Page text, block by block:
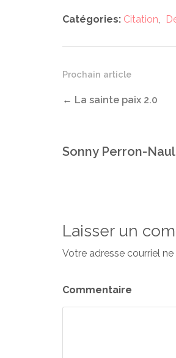
Catégories: Citation,
Prochain article
← La sainte paix 2.0
Sonny Perron-
Laisser un
Votre adresse courriel
Commentaire